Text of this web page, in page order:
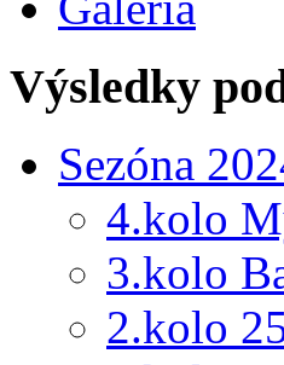
Výsledky
Sezóna
4.kolo
3.kolo
2.kolo